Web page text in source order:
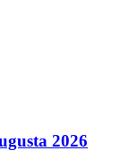
2026